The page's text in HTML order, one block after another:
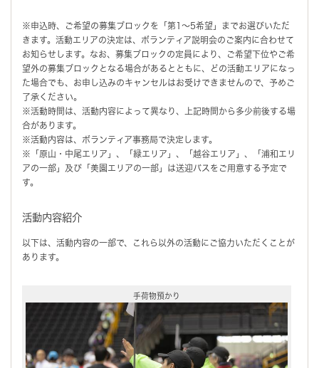
※申込時、ご希望の募集ブロックを「第1～5希望」までお選びいただ
きます。活動エリアの決定は、ボランティア説明会のご案内に合わせて
お知らせします。なお、募集ブロックの定員により、ご希望下位やご希
望外の募集ブロックとなる場合があるとともに、どの活動エリアになっ
た場合でも、お申し込みのキャンセルはお受けできませんので、予めご
了承ください。
※活動時間は、活動内容によって異なり、上記時間から多少前後する場
合があります。
※活動内容は、ボランティア事務局で決定します。
※「原山・中尾エリア」、「緑エリア」、「越谷エリア」、「浦和エリ
アの一部」及び「美園エリアの一部」は送迎バスをご用意する予定で
す。
活動内容紹介
以下は、活動内容の一部で、これら以外の活動にご協力いただくことが
あります。
手荷物預かり